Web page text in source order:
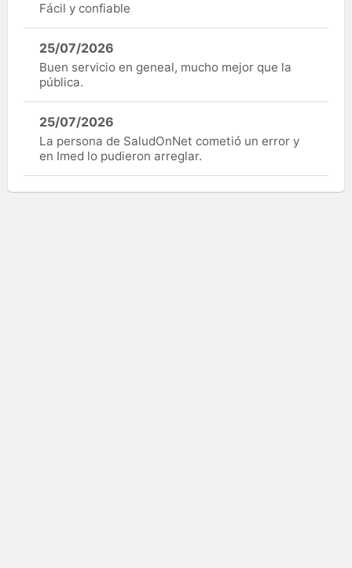
Fácil y confiable
25/07/2026
Buen servicio en geneal, mucho mejor que la
pública.
25/07/2026
La persona de SaludOnNet cometió un error y
en Imed lo pudieron arreglar.